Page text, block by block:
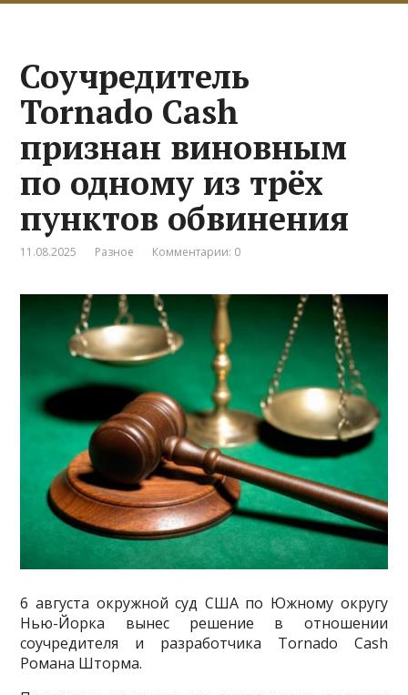
Соучредитель
Tornado Cash
признан виновным
по одному из трёх
пунктов обвинения
11.08.2025 Разное Комментарии: 0
6 августа окружной суд США по Южному округу
Нью-Йорка вынес решение в отношении
соучредителя и разработчика Tornado Cash
Романа Шторма.